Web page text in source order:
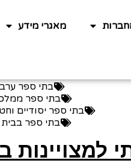
מאגרי מידע
בתי ספר
בתי ספר
בתי ספר יסודיים
בתי ספר
למצויינות